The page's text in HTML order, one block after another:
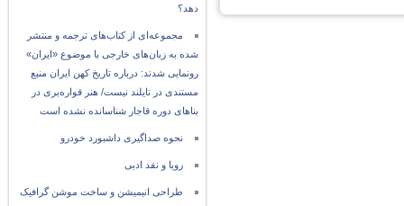
دهد؟
مجموعه‌ای از کتاب‌های ترجمه و منتشر
شده به زبان‌های خارجی با موضوع «ایران»
رونمایی شدند: درباره تاریخ کهن ایران منبع
مستندی در تایلند نیست/ هنر قواره‌بری در
بناهای دوره قاجار شناسانده نشده است
نحوه صداگیری داشبورد خودرو
رویا و نقد ادبی
طراحی انیمیشن و ساخت موشن گرافیک